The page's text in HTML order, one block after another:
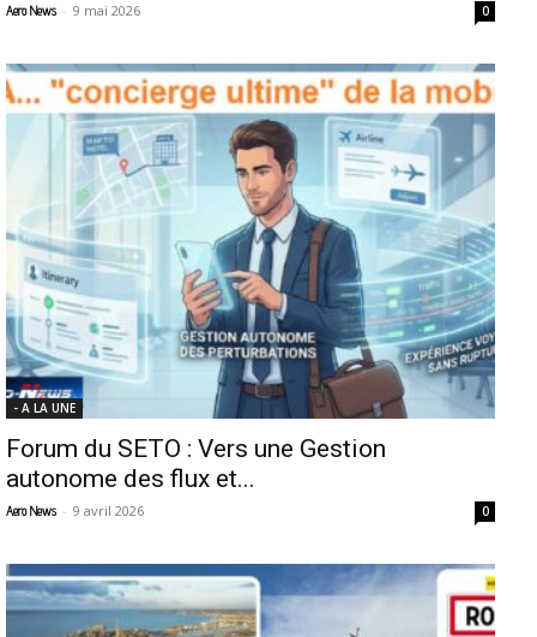
Aero News - 9 mai 2026 0
- A LA UNE
Forum du SETO : Vers une Gestion
autonome des flux et...
Aero News - 9 avril 2026 0